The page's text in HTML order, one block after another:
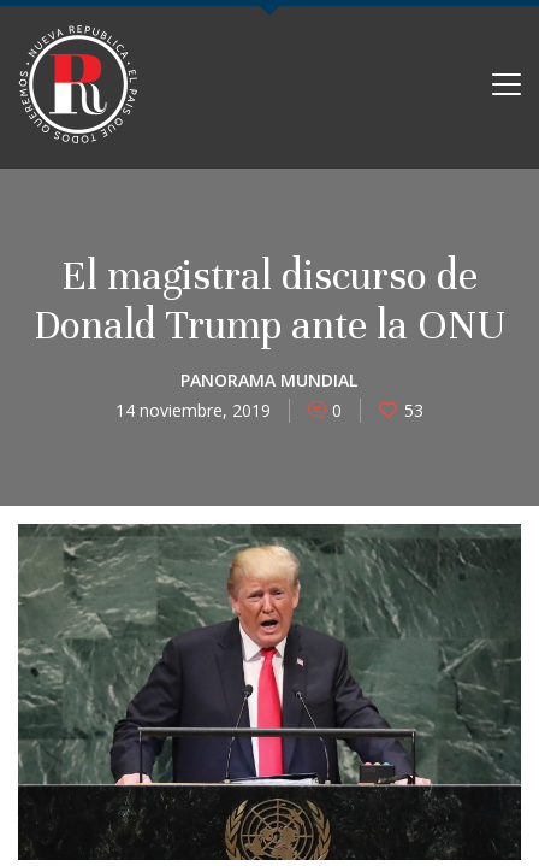
El magistral discurso de
Donald Trump ante la ONU
PANORAMA MUNDIAL
14 noviembre, 2019
0 53